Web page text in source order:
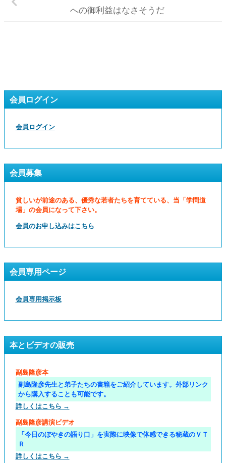
への御利益はなさそうだ
会員ログイン
会員ログイン
会員募集
貧しいが前途のある、優秀な若者たちを育てている、当「学問道
場」の会員になって下さい。
会員のお申し込みはこちら
会員専用ページ
会員専用掲示板
本とビデオの販売
副島隆彦本
副島隆彦先生と弟子たちの書籍をご紹介しています。外部リンク
から購入することも可能です。
詳しくはこちら →
副島隆彦講演ビデオ
「今日のぼやきの語り口」を実際に映像で体感できる秘蔵のＶＴ
Ｒ
詳しくはこちら →